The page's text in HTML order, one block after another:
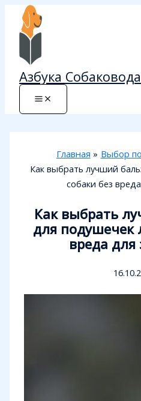
Перейти
содержимому
Азбука Собаковода
Главная
Выбор
Как выбрать лучший
собаки без
Как выбрать
для подушечек
вреда для